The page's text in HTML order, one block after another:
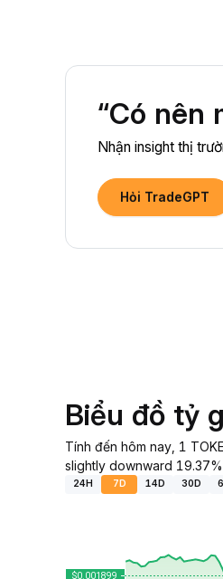
“Có nên
Nhận insight thị
Hỏi TradeGPT
Biểu đồ tỷ
Tính đến hôm nay, 1
slightly downward
24H 7D 14D 30D